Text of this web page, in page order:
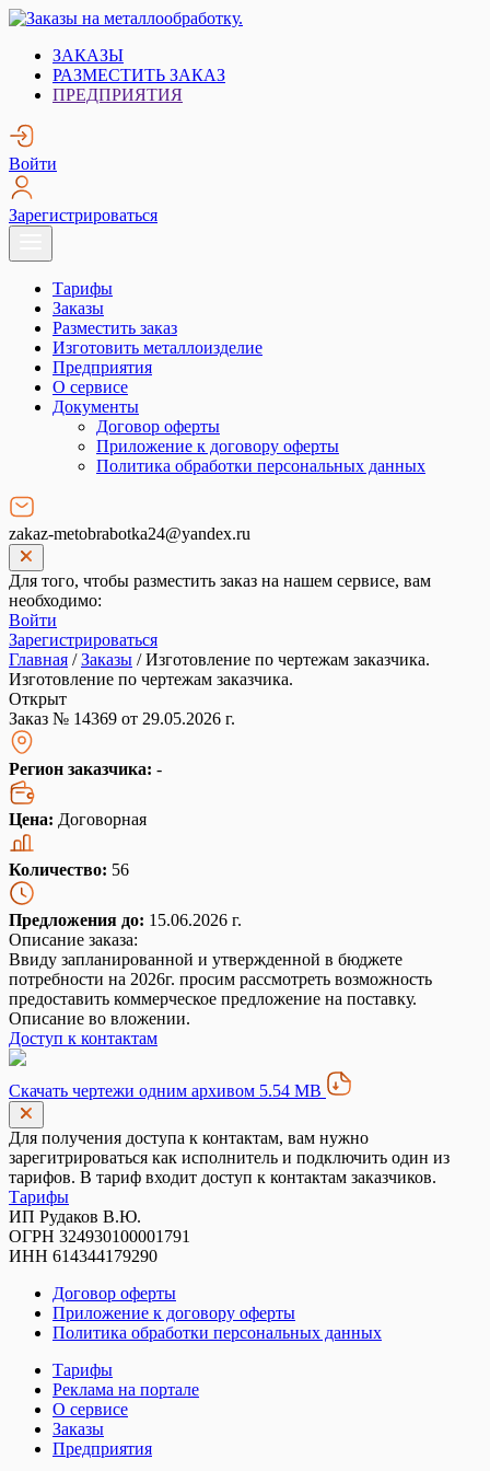
Skip
content
Заказы на металлообработку.
Металлообработка. Открытые заказы на металлообработку.
ЗАКАЗЫ
РАЗМЕСТИТЬ ЗАКАЗ
ПРЕДПРИЯТИЯ
Войти
Зарегистрироваться
Тарифы
Заказы
Разместить заказ
Изготовить металлоизделие
Предприятия
О сервисе
Документы
Договор оферты
Приложение к договору оферты
Политика обработки персональных данных
zakaz-metobrabotka24@yandex.ru
Для того, чтобы разместить заказ на нашем сервисе, вам
необходимо:
Войти
Зарегистрироваться
Главная /Заказы /Изготовление по чертежам заказчика.
Изготовление по чертежам заказчика.
Открыт
Заказ № 14369 от 29.05.2026 г.
Регион заказчика: -
Цена: Договорная
Количество: 56
Предложения до: 15.06.2026 г.
Описание заказа:
Ввиду запланированной и утвержденной в бюджете
потребности на 2026г. просим рассмотреть возможность
предоставить коммерческое предложение на поставку.
Описание во вложении.
Доступ к контактам
Скачать чертежи одним архивом 5.54 MB
Для получения доступа к контактам, вам нужно
зарегитрироваться как исполнитель и подключить один из
тарифов. В тариф входит доступ к контактам заказчиков.
Тарифы
ИП Рудаков В.Ю.
ОГРН 324930100001791
ИНН 614344179290
Договор оферты
Приложение к договору оферты
Политика обработки персональных данных
Тарифы
Реклама на портале
О сервисе
Заказы
Предприятия